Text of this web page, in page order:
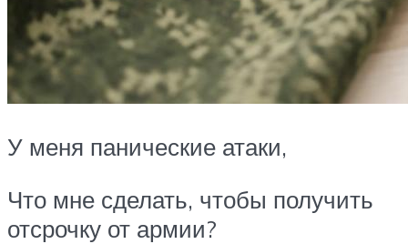
У меня панические атаки,
Что мне сделать, чтобы получить
отсрочку от армии?